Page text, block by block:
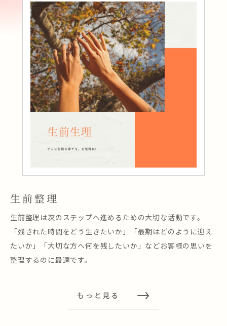
生前整理
生前整理は次のステップへ進めるための大切な活動です。
「残された時間をどう生きたいか」「最期はどのように迎え
たいか」「大切な方へ何を残したいか」などお客様の思いを
整理するのに最適です。
もっと見る